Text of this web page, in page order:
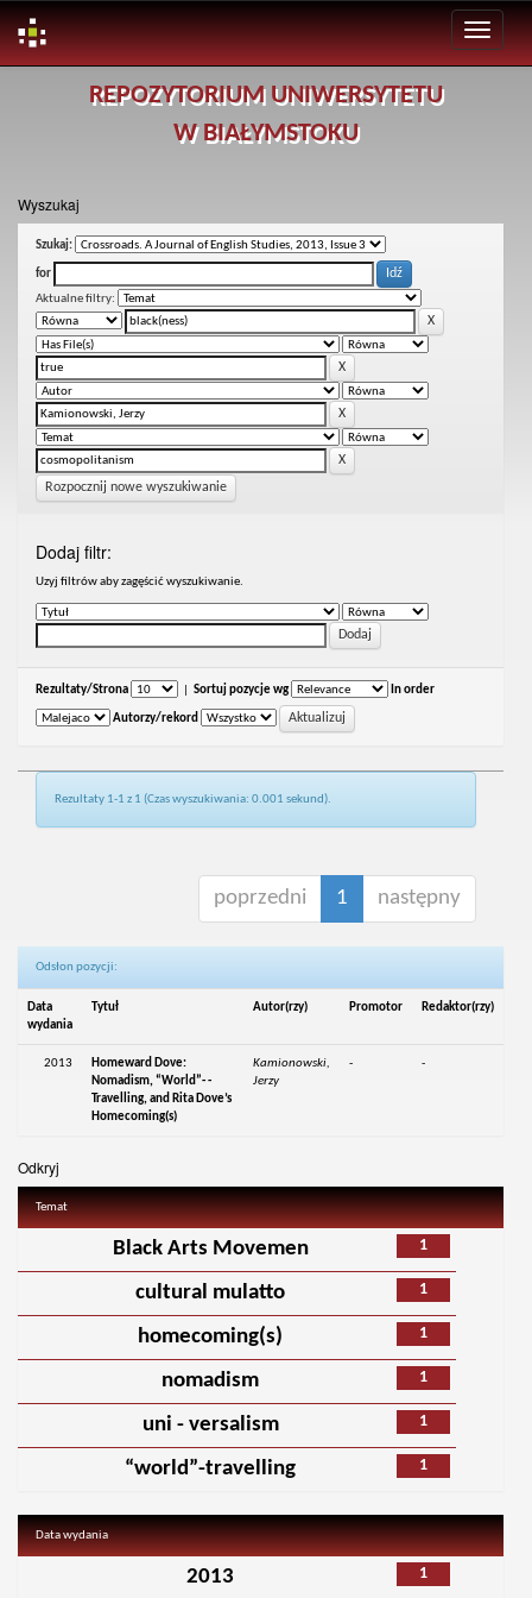
REPOZYTORIUM UNIWERSYTETU
W BIAŁYMSTOKU
Wyszukaj
Szukaj:
for
Aktualne filtry:
Rozpocznij nowe wyszukiwanie
Dodaj filtr:
Uzyj filtrów aby zagęścić wyszukiwanie.
Rezultaty/Strona Sortuj pozycje wg In order
Autorzy/rekord
Rezultaty 1-1 z 1 (Czas wyszukiwania: 0.001 sekund).
poprzedni 1 następny
Odsłon pozycji:
Data
wydania
Tytuł Autor(rzy) Promotor Redaktor(rzy)
2013
Homeward Dove:
Nomadism, “World”- -
Travelling, and Rita Dove’s
Homecoming(s)
Kamionowski,
Jerzy
- -
Odkryj
Temat
1
Black Arts Movemen
1
cultural mulatto
1
homecoming(s)
1
nomadism
1
uni - versalism
1
“world”-travelling
Data wydania
1
2013